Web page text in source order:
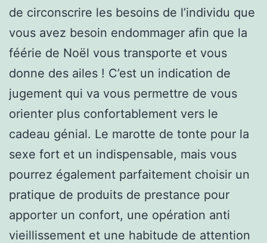
de circonscrire les besoins de l’individu que
vous avez besoin endommager afin que la
féérie de Noël vous transporte et vous
donne des ailes ! C’est un indication de
jugement qui va vous permettre de vous
orienter plus confortablement vers le
cadeau génial. Le marotte de tonte pour la
sexe fort et un indispensable, mais vous
pourrez également parfaitement choisir un
pratique de produits de prestance pour
apporter un confort, une opération anti
vieillissement et une habitude de attention